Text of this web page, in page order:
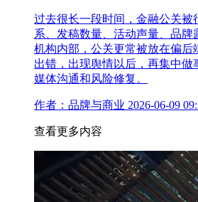
过去很长一段时间，金融公关被
系、发稿数量、活动声量、品牌
机构内部，公关更常被放在偏后
出错，出现舆情以后，再集中做
媒体沟通和风险修复。
作者：品牌与商业 2026-06-09
查看更多内容